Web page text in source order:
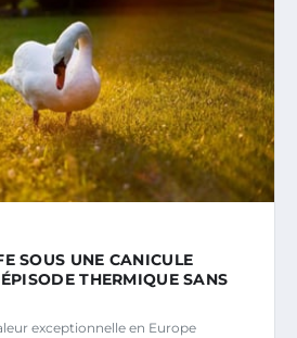
SOUS UNE CANICULE
THERMIQUE SANS
exceptionnelle en Europe